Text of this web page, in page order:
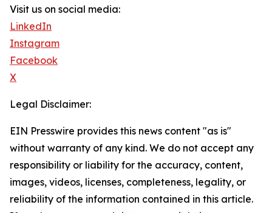
Visit us on social media:
LinkedIn
Instagram
Facebook
X
Legal Disclaimer:
EIN Presswire provides this news content "as is"
without warranty of any kind. We do not accept any
responsibility or liability for the accuracy, content,
images, videos, licenses, completeness, legality, or
reliability of the information contained in this article.